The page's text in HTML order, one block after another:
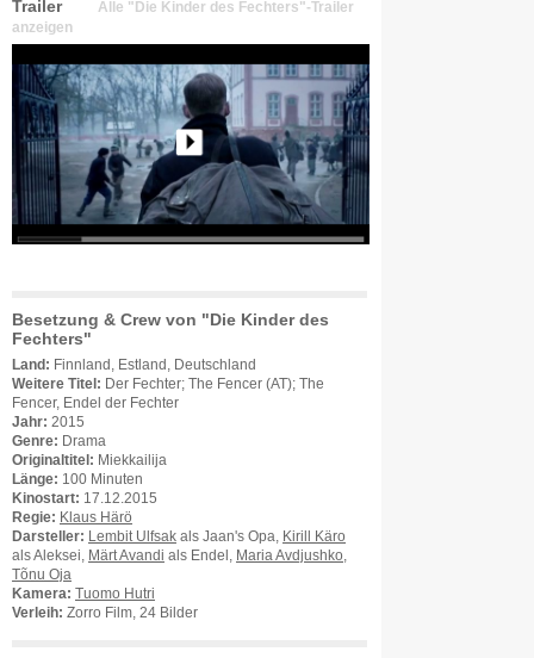
Trailer
Alle "Die Kinder des Fechters"-Trailer
anzeigen
Besetzung & Crew von "Die Kinder des
Fechters"
Land: Finnland, Estland, Deutschland
Weitere Titel: Der Fechter; The Fencer (AT); The
Fencer, Endel der Fechter
Jahr: 2015
Genre: Drama
Originaltitel: Miekkailija
Länge: 100 Minuten
Kinostart: 17.12.2015
Regie: Klaus Härö
Darsteller:
Lembit Ulfsak als Jaan's Opa,
Kirill Käro
als Aleksei,
Märt Avandi als Endel, Maria Avdjushko
Tõnu Oja
Kamera: Tuomo Hutri
Verleih: Zorro Film, 24 Bilder